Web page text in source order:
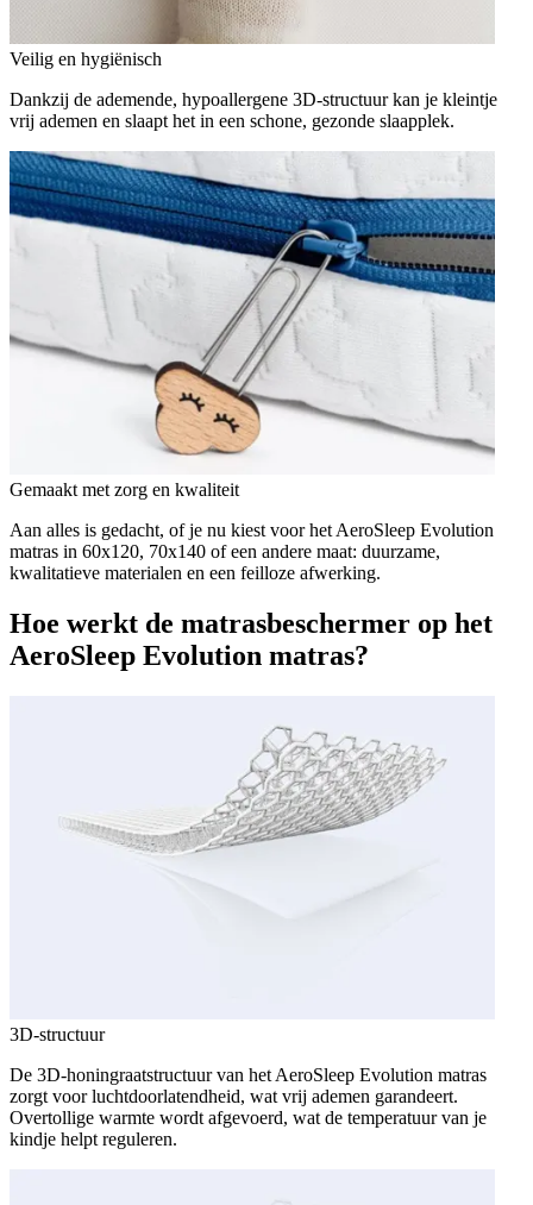
Veilig en hygiënisch
Dankzij de ademende, hypoallergene 3D-structuur kan je kleintje
vrij ademen en slaapt het in een schone, gezonde slaapplek.
Gemaakt met zorg en kwaliteit
Aan alles is gedacht, of je nu kiest voor het AeroSleep Evolution
matras in 60x120, 70x140 of een andere maat: duurzame,
kwalitatieve materialen en een feilloze afwerking.
Hoe werkt de matrasbeschermer op het
AeroSleep Evolution matras?
3D-structuur
De 3D-honingraatstructuur van het AeroSleep Evolution matras
zorgt voor luchtdoorlatendheid, wat vrij ademen garandeert.
Overtollige warmte wordt afgevoerd, wat de temperatuur van je
kindje helpt reguleren.